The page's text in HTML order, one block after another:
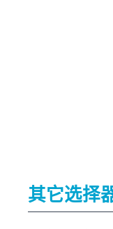
其它选择